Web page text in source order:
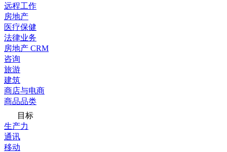
远程工作
房地产
医疗保健
法律业务
房地产 CRM
咨询
旅游
建筑
商店与电商
商品品类
目标
生产力
通讯
移动